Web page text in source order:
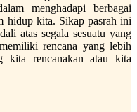
menghadapi berbagai
hidup kita. Sikap pasrah ini
atas segala sesuatu yang
rencana yang lebih
rencanakan atau kita